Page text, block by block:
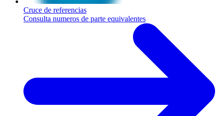
Cruce de referencias
Consulta numeros de parte equivalentes